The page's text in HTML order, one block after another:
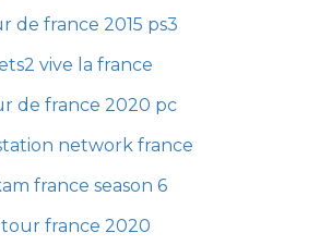
de france 2015 ps3
vive la france
de france 2020 pc
network france
france season 6
tour france 2020